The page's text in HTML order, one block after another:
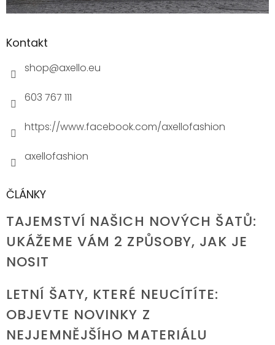
Kontakt
shop@axello.eu
603 767 111
https://www.facebook.com/axellofashion
axellofashion
ČLÁNKY
TAJEMSTVÍ NAŠICH NOVÝCH ŠATŮ:
UKÁŽEME VÁM 2 ZPŮSOBY, JAK JE
NOSIT
LETNÍ ŠATY, KTERÉ NEUCÍTÍTE:
OBJEVTE NOVINKY Z
NEJJEMNĚJŠÍHO MATERIÁLU